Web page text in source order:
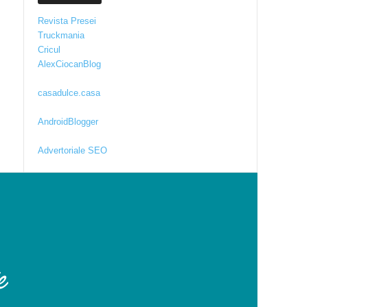
Revista Presei
Truckmania
Cricul
AlexCiocanBlog
casadulce.casa
AndroidBlogger
Advertoriale SEO